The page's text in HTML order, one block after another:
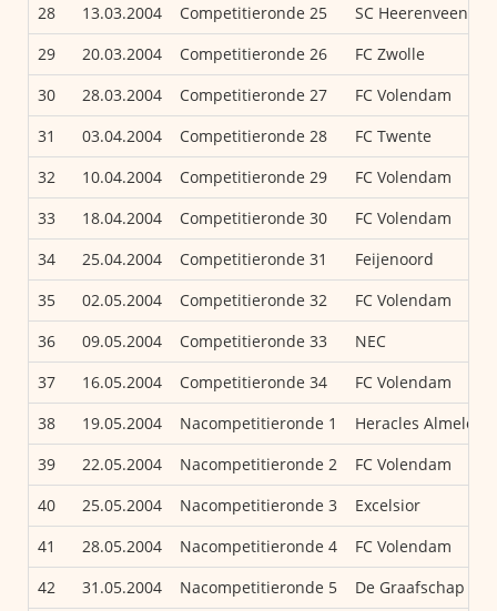
28
13.03.2004 Competitieronde 25 SC Heerenveen
29
20.03.2004 Competitieronde 26 FC Zwolle
30
28.03.2004 Competitieronde 27 FC Volendam
31
03.04.2004 Competitieronde 28 FC Twente
32
10.04.2004 Competitieronde 29 FC Volendam
33
18.04.2004 Competitieronde 30 FC Volendam
34
25.04.2004 Competitieronde 31 Feijenoord
35
02.05.2004 Competitieronde 32 FC Volendam
36
09.05.2004 Competitieronde 33 NEC
37
16.05.2004 Competitieronde 34 FC Volendam
38
19.05.2004 Nacompetitieronde 1 Heracles Almelo
39
22.05.2004 Nacompetitieronde 2 FC Volendam
40
25.05.2004 Nacompetitieronde 3 Excelsior
41
28.05.2004 Nacompetitieronde 4 FC Volendam
42
31.05.2004 Nacompetitieronde 5 De Graafschap